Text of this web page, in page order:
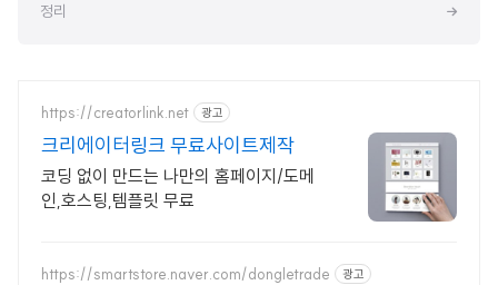
정리
https://creatorlink.net 광고
크리에이터링크 무료사이트제작
코딩 없이 만드는 나만의 홈페이지/도메
인,호스팅,템플릿 무료
https://smartstore.naver.com/dongletrade 광고